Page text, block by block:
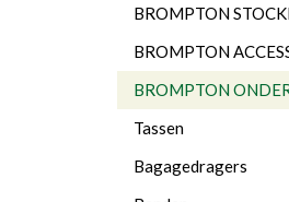
BROMPTON
BROMPTON
BROMPTON
Tassen
Bagagedragers